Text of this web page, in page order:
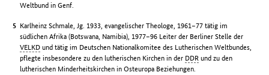
Weltbund in Genf.
Karlheinz Schmale, Jg. 1933, evangelischer Theologe, 1961–77 tätig im
südlichen Afrika (Botswana, Namibia), 1977–96 Leiter der Berliner Stelle der
VELKD und tätig im Deutschen Nationalkomitee des Lutherischen Weltbundes,
pflegte insbesondere zu den lutherischen Kirchen in der DDR und zu den
lutherischen Minderheitskirchen in Osteuropa Beziehungen.